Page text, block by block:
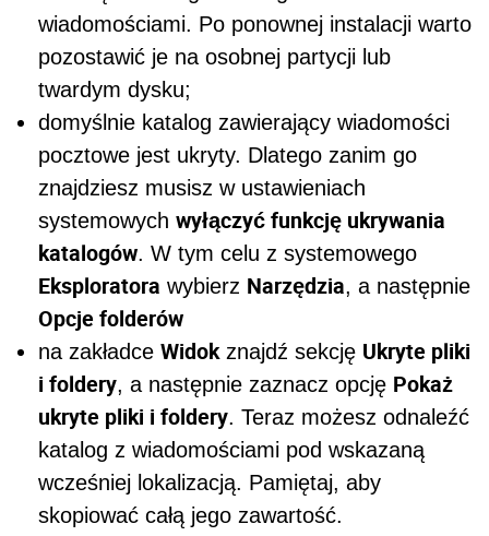
wiadomościami. Po ponownej instalacji warto
pozostawić je na osobnej partycji lub
twardym dysku;
domyślnie katalog zawierający wiadomości
pocztowe jest ukryty. Dlatego zanim go
znajdziesz musisz w ustawieniach
systemowych wyłączyć funkcję ukrywania
katalogów. W tym celu z systemowego
Eksploratora wybierz Narzędzia, a następnie
Opcje folderów
na zakładce Widokznajdź sekcję Ukryte pliki
i foldery, a następnie zaznacz opcję Pokaż
ukryte pliki i foldery. Teraz możesz odnaleźć
katalog z wiadomościami pod wskazaną
wcześniej lokalizacją. Pamiętaj, aby
skopiować całą jego zawartość.